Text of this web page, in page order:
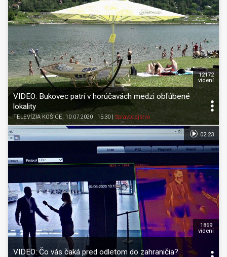
VIDEO: Bukovec patrí v horúčavách medzi obľúbené
lokality
TELEVÍZIA KOŠICE, 10.07.2020 | 15:30 Spravodajstvo
12172
videní
VIDEO: Čo vás čaká pred odletom do zahraničia?
1869
videní
02:23